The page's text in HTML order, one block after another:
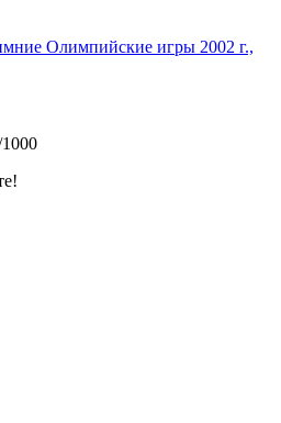
Олимпийские игры 2002 г.,